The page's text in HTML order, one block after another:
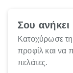
Σου
Κατοχύρωσε
προφίλ και να
πελάτες.